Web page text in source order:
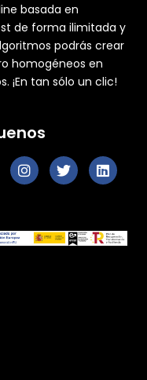
basada en
de forma ilimitada y
podrás crear
homogéneos en
¡En tan sólo un clic!